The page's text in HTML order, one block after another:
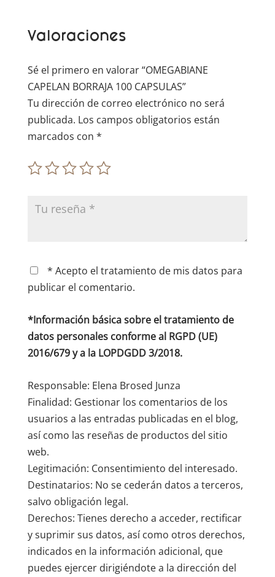
e
:
Valoraciones
Sé el primero en valorar “OMEGABIANE
CAPELAN BORRAJA 100 CAPSULAS”
Tu dirección de correo electrónico no será
publicada. Los campos obligatorios están
marcados con *
* Acepto el tratamiento de mis datos para
publicar el comentario.
*Información básica sobre el tratamiento de
datos personales conforme al RGPD (UE)
2016/679 y a la LOPDGDD 3/2018.
Responsable: Elena Brosed Junza
Finalidad: Gestionar los comentarios de los
usuarios a las entradas publicadas en el blog,
así como las reseñas de productos del sitio
web.
Legitimación: Consentimiento del interesado.
Destinatarios: No se cederán datos a terceros,
salvo obligación legal.
Derechos: Tienes derecho a acceder, rectificar
y suprimir sus datos, así como otros derechos,
indicados en la información adicional, que
puedes ejercer dirigiéndote a la dirección del